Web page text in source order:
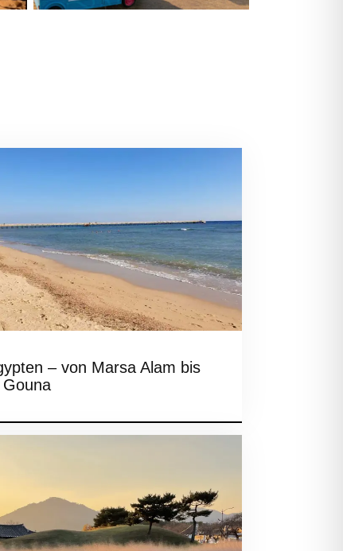
– von Marsa Alam bis
Gouna